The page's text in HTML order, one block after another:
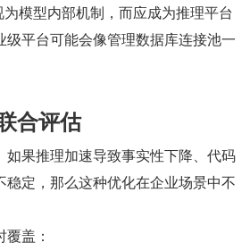
模型内部机制，而应成为推理平台
级平台可能会像管理数据库连接池一
合评估
如果推理加速导致事实性下降、代码
稳定，那么这种优化在企业场景中不
盖：